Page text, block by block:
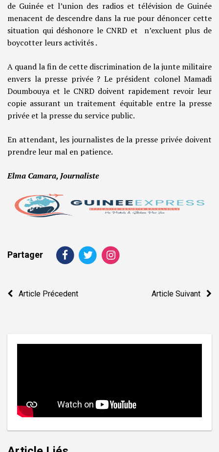
de Guinée et l’union des radios et télévision de Guinée
menacent de descendre dans la rue pour dénoncer cette
situation qui déshonore le CNRD et n’excluent plus de
boycotter leurs activités .
A quand la fin de cette discrimination de la junte militaire
envers la presse privée ? Le président colonel Mamadi
Doumbouya et le CNRD doivent rapidement revoir leur
copie assurant un traitement équitable entre la presse
privée et la presse du service public.
En attendant, les journalistes de la presse privée doivent
prendre leur mal en patience.
Elma Camara, Journaliste
Partager
Navigation
Article Précedent Article Suivant